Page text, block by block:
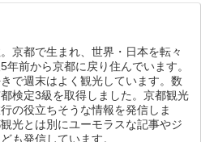
京都で生まれ、世界・日本を転々
年前から京都に戻り住んでいます。
で週末はよく観光しています。数
検定3級を取得しました。京都観光
の役立ちそうな情報を発信しま
光とは別にユーモラスな記事やジ
も発信しています。